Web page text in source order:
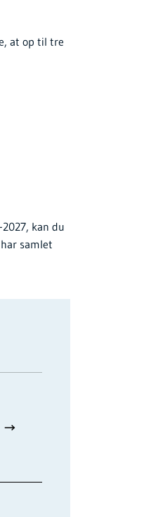
at op til tre
kan du
samlet